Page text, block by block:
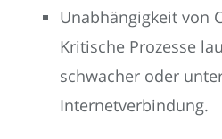
Unabhängigkeit von
Kritische Prozesse
schwacher oder
Internetverbindung.